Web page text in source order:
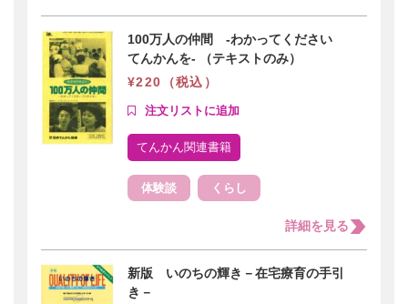
100万人の仲間 -わかってください
てんかんを- （テキストのみ）
¥220（税込）
てんかん関連書籍
体験談 くらし
詳細を見る
新版 いのちの輝き－在宅療育の手引
き－